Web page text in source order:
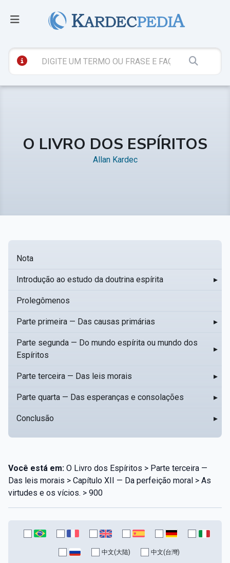
O LIVRO DOS ESPÍRITOS
Allan Kardec
Nota
Introdução ao estudo da doutrina espírita ▸
Prolegômenos
Parte primeira — Das causas primárias ▸
Parte segunda — Do mundo espírita ou mundo dos
Espíritos
▸
Parte terceira — Das leis morais ▸
Parte quarta — Das esperanças e consolações ▸
Conclusão ▸
Você está em: O Livro dos Espíritos > Parte terceira —
Das leis morais > Capítulo XII — Da perfeição moral > As
virtudes e os vícios. > 900
中文(大陆) 中文(台灣)